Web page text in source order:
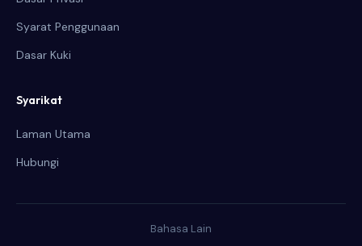
Syarat Penggunaan
Dasar Kuki
Syarikat
Laman Utama
Hubungi
Bahasa Lain